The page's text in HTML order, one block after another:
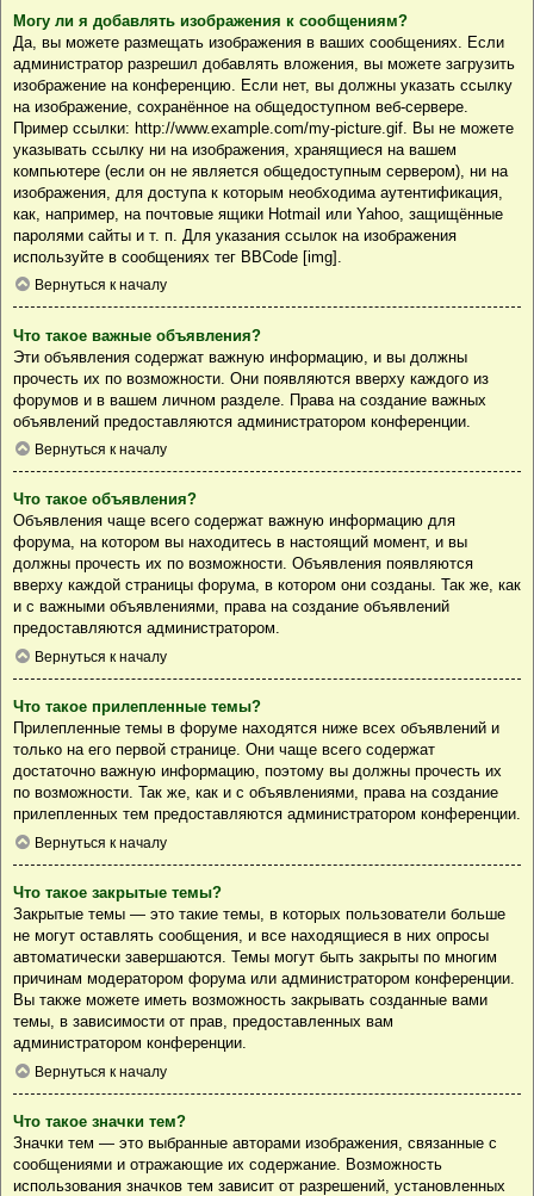
Могу ли я добавлять изображения к сообщениям?
Да, вы можете размещать изображения в ваших сообщениях. Если
администратор разрешил добавлять вложения, вы можете загрузить
изображение на конференцию. Если нет, вы должны указать ссылку
на изображение, сохранённое на общедоступном веб-сервере.
Пример ссылки: http://www.example.com/my-picture.gif. Вы не можете
указывать ссылку ни на изображения, хранящиеся на вашем
компьютере (если он не является общедоступным сервером), ни на
изображения, для доступа к которым необходима аутентификация,
как, например, на почтовые ящики Hotmail или Yahoo, защищённые
паролями сайты и т. п. Для указания ссылок на изображения
используйте в сообщениях тег BBCode [img].
Вернуться к началу
Что такое важные объявления?
Эти объявления содержат важную информацию, и вы должны
прочесть их по возможности. Они появляются вверху каждого из
форумов и в вашем личном разделе. Права на создание важных
объявлений предоставляются администратором конференции.
Вернуться к началу
Что такое объявления?
Объявления чаще всего содержат важную информацию для
форума, на котором вы находитесь в настоящий момент, и вы
должны прочесть их по возможности. Объявления появляются
вверху каждой страницы форума, в котором они созданы. Так же, как
и с важными объявлениями, права на создание объявлений
предоставляются администратором.
Вернуться к началу
Что такое прилепленные темы?
Прилепленные темы в форуме находятся ниже всех объявлений и
только на его первой странице. Они чаще всего содержат
достаточно важную информацию, поэтому вы должны прочесть их
по возможности. Так же, как и с объявлениями, права на создание
прилепленных тем предоставляются администратором конференции.
Вернуться к началу
Что такое закрытые темы?
Закрытые темы — это такие темы, в которых пользователи больше
не могут оставлять сообщения, и все находящиеся в них опросы
автоматически завершаются. Темы могут быть закрыты по многим
причинам модератором форума или администратором конференции.
Вы также можете иметь возможность закрывать созданные вами
темы, в зависимости от прав, предоставленных вам
администратором конференции.
Вернуться к началу
Что такое значки тем?
Значки тем — это выбранные авторами изображения, связанные с
сообщениями и отражающие их содержание. Возможность
использования значков тем зависит от разрешений, установленных